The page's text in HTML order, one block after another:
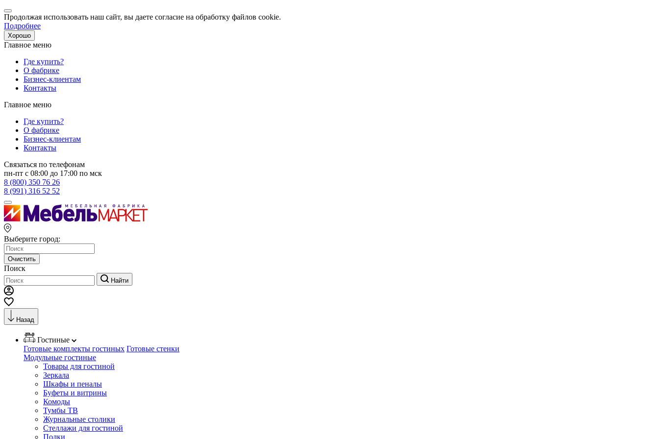
Продолжая использовать наш сайт, вы даете согласие на обработку файлов cookie.
Подробнее
Хорошо
Главное меню
Где купить?
О фабрике
Бизнес-клиентам
Контакты
Главное меню
Где купить?
О фабрике
Бизнес-клиентам
Контакты
Связаться по телефонам
пн-пт с 08:00 до 17:00 по мск
8 (800) 350 76 26
8 (991) 316 52 52
Выберите город:
Очистить
Поиск
Найти
Назад
Гостиные
Готовые комплекты гостиных Готовые стенки
Модульные гостиные
Товары для гостиной
Зеркала
Шкафы и пеналы
Буфеты и витрины
Комоды
Тумбы ТВ
Журнальные столики
Стеллажи для гостиной
Полки